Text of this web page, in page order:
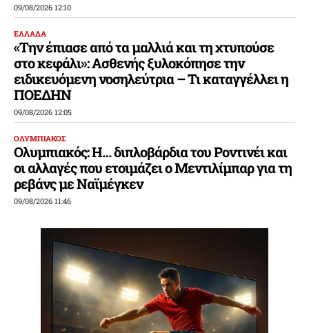
09/08/2026 12:10
ΕΛΛΑΔΑ
«Την έπιασε από τα μαλλιά και τη χτυπούσε
στο κεφάλι»: Ασθενής ξυλοκόπησε την
ειδικευόμενη νοσηλεύτρια – Τι καταγγέλλει η
ΠΟΕΔΗΝ
09/08/2026 12:05
ΟΛΥΜΠΙΑΚΟΣ
Ολυμπιακός: Η… διπλοβάρδια του Ροντινέι και
οι αλλαγές που ετοιμάζει ο Μεντιλίμπαρ για τη
ρεβάνς με Ναϊμέγκεν
09/08/2026 11:46